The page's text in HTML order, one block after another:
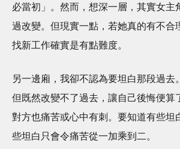
必當初」。然而，想深一層，其實女主
過改變。但現實一點，若她真的有不合
找新工作確實是有點難度。
另一邊廂，我卻不認為要坦白那段過去
但既然改變不了過去，讓自己後悔便算
對方也痛苦或心中有刺。要知道有些坦
些坦白只會令痛苦從一加乘到二。